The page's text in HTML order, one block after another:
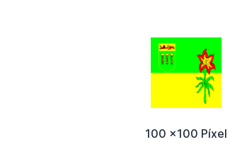
100 x100 Píxel